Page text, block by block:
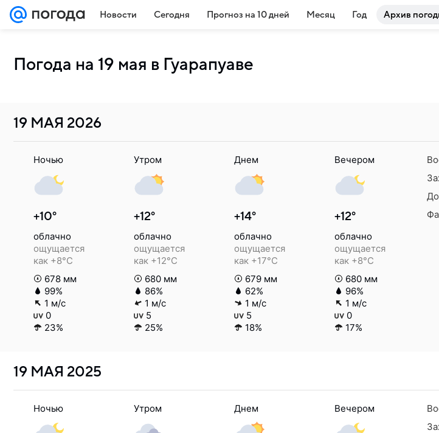
Новости Сегодня Прогноз на 10 дней Месяц Год Архив
Погода на 19 мая в Гуарапуаве
19 МАЯ 2026
Ночью
+10°
облачно
ощущается
как +8°C
678 мм
99%
1 м/с
0
23%
Утром
+12°
облачно
ощущается
как +12°C
680 мм
86%
1 м/с
5
25%
Днем
+14°
облачно
ощущается
как +17°C
679 мм
62%
1 м/с
5
18%
Вечером
+12°
облачно
ощущается
как +8°C
680 мм
96%
1 м/с
0
17%
19 МАЯ 2025
Ночью Утром Днем Вечером